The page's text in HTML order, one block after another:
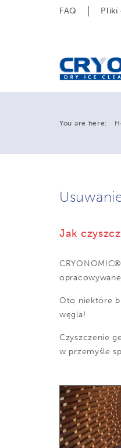
FAQ Pliki
You are here:
Jak
Oto niektóre
węgla!
Czyszczenie
w przemyśle